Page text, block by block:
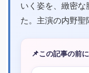
いく姿を、緻密
た。主演の内野聖
📌この記事の前